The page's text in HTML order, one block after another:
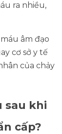
ra nhiều,
âm đạo
cơ sở y tế
của chảy
sau khi
cấp?